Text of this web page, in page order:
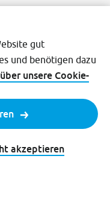
de regio's
gut
und benötigen dazu
unsere Cookie-
akzeptieren